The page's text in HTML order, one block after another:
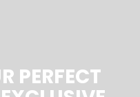
PERFECT